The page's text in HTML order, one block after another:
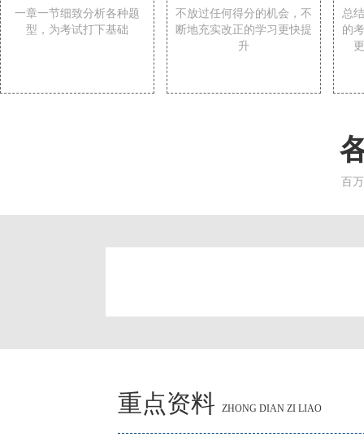
一章一节细致分析各种题
型，为考试打下基础
不放过任何得分的机会，不
断地充实改正的学习更快提
升
总
的
百
重点资料 ZHONG DIAN ZI LIAO